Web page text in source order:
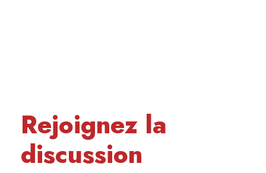
Rejoignez la
discussion